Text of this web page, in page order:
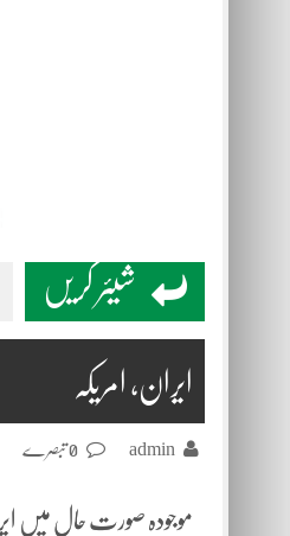
شیئر کریں
ایران، امریکہ
admin
موجودہ صورت حال میں